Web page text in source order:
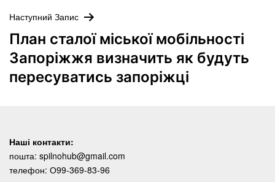
Наступний Запис
План сталої міської мобільності
Запоріжжя визначить як будуть
пересуватись запоріжці
Наші контакти:
пошта: spilnohub@gmail.com
телефон: О99-369-83-96